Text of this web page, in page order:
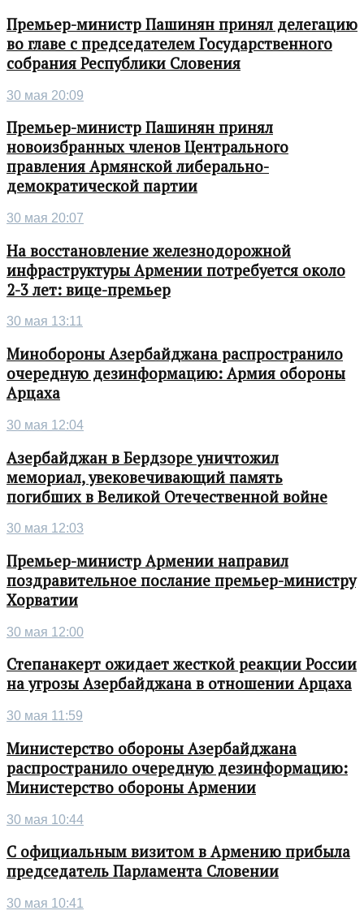
Премьер-министр Пашинян принял делегацию
во главе с председателем Государственного
собрания Республики Словения
30 мая 20:09
Премьер-министр Пашинян принял
новоизбранных членов Центрального
правления Армянской либерально-
демократической партии
30 мая 20:07
На восстановление железнодорожной
инфраструктуры Армении потребуется около
2-3 лет: вице-премьер
30 мая 13:11
Минобороны Азербайджана распространило
очередную дезинформацию: Армия обороны
Арцаха
30 мая 12:04
Азербайджан в Бердзоре уничтожил
мемориал, увековечивающий память
погибших в Великой Отечественной войне
30 мая 12:03
Премьер-министр Армении направил
поздравительное послание премьер-министру
Хорватии
30 мая 12:00
Степанакерт ожидает жесткой реакции России
на угрозы Азербайджана в отношении Арцаха
30 мая 11:59
Министерство обороны Азербайджана
распространило очередную дезинформацию:
Министерство обороны Армении
30 мая 10:44
С официальным визитом в Армению прибыла
председатель Парламента Словении
30 мая 10:41